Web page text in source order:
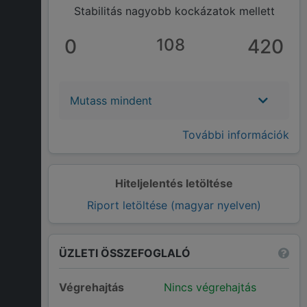
Hiteljelentés letöltése
Riport letöltése (magyar nyelven)
Stabilitás nagyobb kockázatok mellett
0 108 420
Mutass mindent
További információk
ÜZLETI ÖSSZEFOGLALÓ
Végrehajtás
Nincs végrehajtás